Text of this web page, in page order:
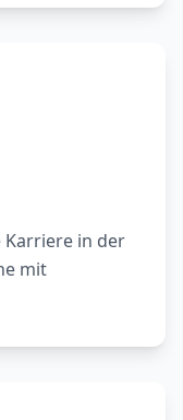
in der
mit